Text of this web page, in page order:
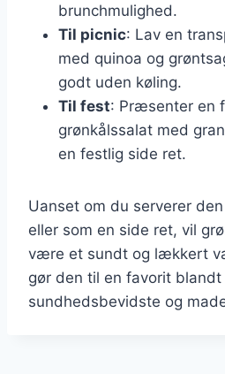
brunchmulighed.
Til picnic: Lav en
med quinoa og
godt uden køling.
Til fest: Præsenter en
grønkålssalat med
en festlig side ret.
Uanset om du serverer
eller som en side ret, vil
være et sundt og lækkert
gør den til en favorit blandt
sundhedsbevidste og